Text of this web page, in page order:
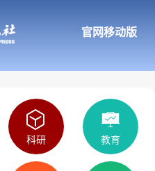
官网移动版
科研 教育